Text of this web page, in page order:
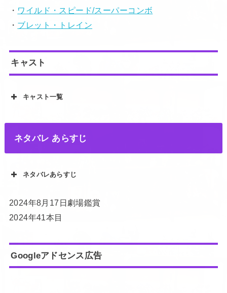
・ ワイルド・スピード/スーパーコンボ
・ ブレット・トレイン
キャスト
キャスト一覧
ネタバレ あらすじ
ネタバレあらすじ
2024年8月17日劇場鑑賞
2024年41本目
Googleアドセンス広告